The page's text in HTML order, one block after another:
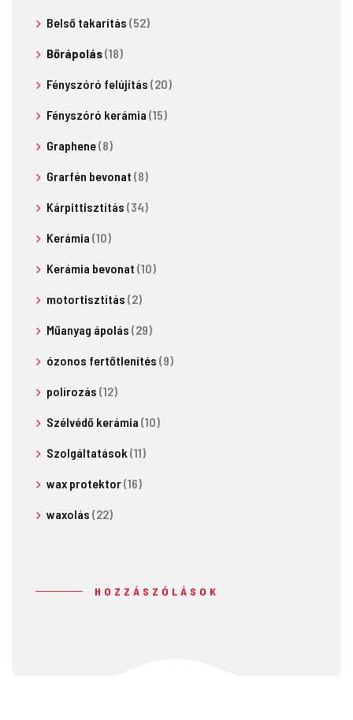
Belső takarítás (52)
Bőrápolás(18)
Fényszóró felújítás (20)
Fényszóró kerámia (15)
Graphene(8)
Grarfén bevonat (8)
Kárpittisztítás (34)
Kerámia (10)
Kerámia bevonat (10)
motortisztítás (2)
Műanyag ápolás (29)
ózonos fertőtlenítés (9)
polírozás (12)
Szélvédő kerámia (10)
Szolgáltatások (11)
wax protektor(16)
waxolás (22)
HOZZÁSZÓLÁSOK